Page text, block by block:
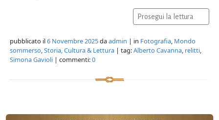
Prosegui la lettura
pubblicato il6 Novembre 2025daadmin | in Fotografia, Mondo
sommerso,Storia, Cultura & Lettura | tag:Alberto Cavanna, relitti,
Simona Gavioli | commenti:0